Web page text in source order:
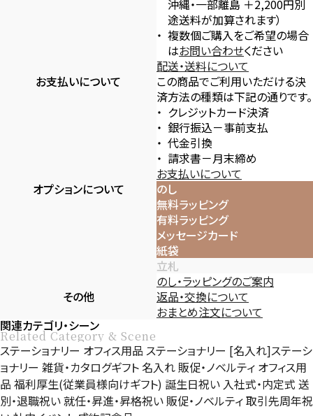
沖縄・一部離島 ＋2,200円別
途送料が加算されます）
複数個ご購入をご希望の場合
はお問い合わせください
配送・送料について
お支払いについて
この商品でご利用いただける決
済方法の種類は下記の通りです。
クレジットカード決済
銀行振込－事前支払
代金引換
請求書－月末締め
お支払いについて
オプションについて
のし
無料ラッピング
有料ラッピング
メッセージカード
紙袋
立札
のし・ラッピングのご案内
その他
返品・交換について
おまとめ注文について
関連カテゴリ・シーン
Related Category & Scene
ステーショナリー オフィス用品 ステーショナリー [名入れ]ステーシ
ョナリー 雑貨・カタログギフト 名入れ販促・ノベルティ オフィス用
品 福利厚生(従業員様向けギフト) 誕生日祝い 入社式・内定式 送
別・退職祝い就任・昇進・昇格祝い販促・ノベルティ取引先周年祝